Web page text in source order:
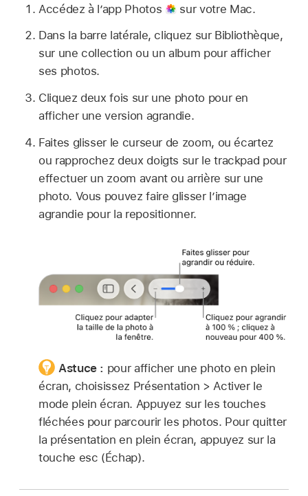
Accédez à l’app Photos
sur votre Mac.
Dans la barre latérale, cliquez sur Bibliothèque,
sur une collection ou un album pour afficher
ses photos.
Cliquez deux fois sur une photo pour en
afficher une version agrandie.
Faites glisser le curseur de zoom, ou écartez
ou rapprochez deux doigts sur le trackpad pour
effectuer un zoom avant ou arrière sur une
photo. Vous pouvez faire glisser l’image
agrandie pour la repositionner.
Astuce : pour afficher une photo en plein
écran, choisissez Présentation > Activer le
mode plein écran. Appuyez sur les touches
fléchées pour parcourir les photos. Pour quitter
la présentation en plein écran, appuyez sur la
touche esc (Échap).